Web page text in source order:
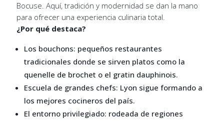
Bocuse. Aquí, tradición y modernidad se dan la mano
para ofrecer una experiencia culinaria total.
¿Por qué destaca?
Los bouchons: pequeños restaurantes
tradicionales donde se sirven platos como la
quenelle de brochet o el gratin dauphinois.
Escuela de grandes chefs: Lyon sigue formando a
los mejores cocineros del país.
El entorno privilegiado: rodeada de regiones